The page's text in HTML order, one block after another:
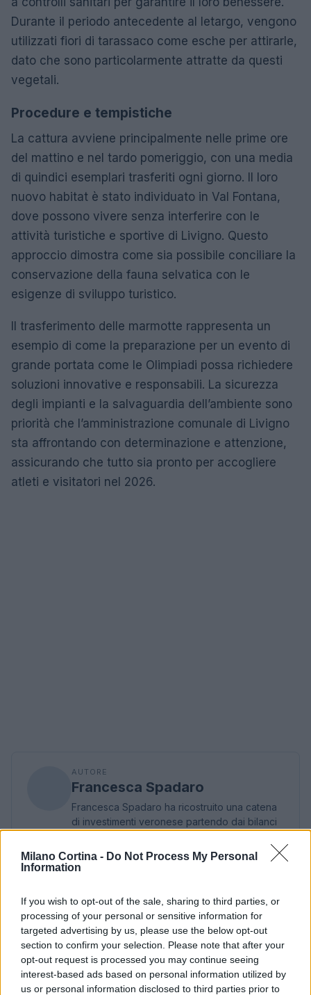
Milano Cortina - Do Not Process My Personal
Information
If you wish to opt-out of the sale, sharing to third parties, or
processing of your personal or sensitive information for
targeted advertising by us, please use the below opt-out
section to confirm your selection. Please note that after your
opt-out request is processed you may continue seeing
interest-based ads based on personal information utilized by
us or personal information disclosed to third parties prior to
Durante il periodo antecedente al letargo, vengono
utilizzati fiori di tarassaco come esche per attirarle,
dato che sono particolarmente attratte da questi
vegetali.
Procedure e tempistiche
La cattura avviene principalmente nelle prime ore
del mattino e nel tardo pomeriggio, con una media
di quindici esemplari trasferiti ogni giorno. Il loro
nuovo habitat è stato individuato in Val Fontana,
dove possono vivere senza interferire con le
attività turistiche e sportive di Livigno. Questo
approccio dimostra come sia possibile conciliare la
conservazione della fauna selvatica con le
esigenze di sviluppo turistico.
Il trasferimento delle marmotte rappresenta un
esempio di come la preparazione per un evento di
grande portata come le Olimpiadi possa richiedere
soluzioni innovative e responsabili. La sicurezza
degli impianti e la salvaguardia dell’ambiente sono
priorità che l’amministrazione comunale di Livigno
sta affrontando con determinazione e attenzione,
assicurando che tutto sia pronto per accogliere
atleti e visitatori nel 2026.
AUTORE
Francesca Spadaro
Francesca Spadaro ha ricostruito una catena
di investimenti veronese partendo dai bilanci
analista finanziaria che coordina dossier su
PMI e mercati. Laureata in economia,